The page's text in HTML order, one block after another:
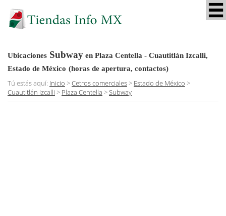
Ubicaciones Subway en Plaza Centella - Cuautitlán Izcalli,
Estado de México (horas de apertura, contactos)
Tú estás aquí: Inicio >Cetros comerciales> Estado de México >
Cuautitlán Izcalli > Plaza Centella >Subway